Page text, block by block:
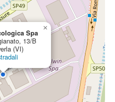
Spa
13/B
(VI)
×